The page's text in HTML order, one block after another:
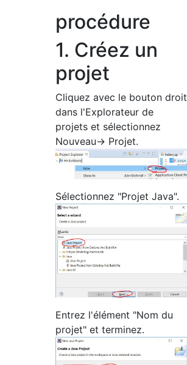
procédure
1. Créez un
projet
Cliquez avec le bouton droit
dans l'Explorateur de
projets et sélectionnez
Nouveau-> Projet.
Sélectionnez "Projet Java".
Entrez l'élément "Nom du
projet" et terminez.